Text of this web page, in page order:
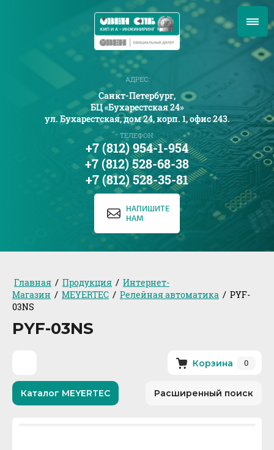
АДРЕС:
Санкт-Петербург,
БЦ «Бухарестская 24»
ул. Бухарестская, дом 24, корп. 1, офис 243.
ТЕЛЕФОН:
+7 (812) 954-1-954
+7 (812) 528-68-38
+7 (812) 528-35-81
НАПИШИТЕ
НАМ
Главная / Продукция / Интернет-
Магазин / MEYERTEC / Релейная автоматика / PYF-
03NS
PYF-03NS
Корзина 0
Каталог MEYERTEC Расширенный поиск